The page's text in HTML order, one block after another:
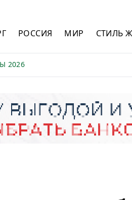
РОССИЯ МИР СТИЛЬ
2026